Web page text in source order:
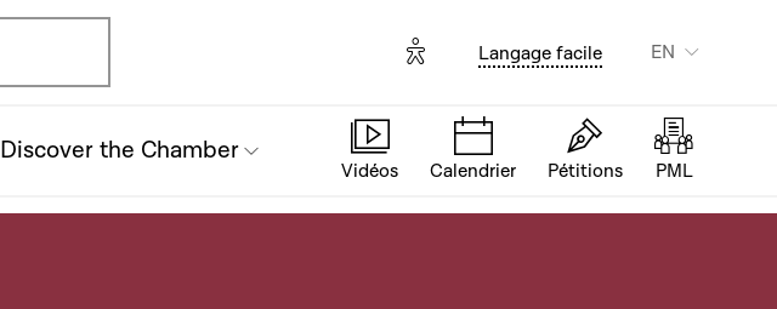
Options d'accessibilité
Langage facile EN
Discover the Chamber
Vidéos Calendrier Pétitions PML